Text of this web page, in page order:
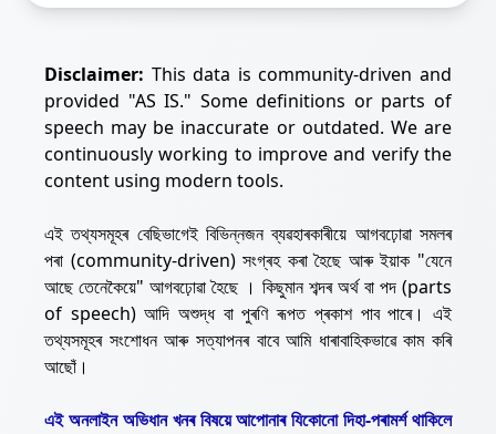
Disclaimer: This data is community-driven and
provided "AS IS." Some definitions or parts of
speech may be inaccurate or outdated. We are
continuously working to improve and verify the
content using modern tools.
এই তথ্যসমূহৰ বেছিভাগেই বিভিন্নজন ব্যৱহাৰকাৰীয়ে আগবঢ়োৱা সমলৰ
পৰা (community-driven) সংগ্ৰহ কৰা হৈছে আৰু ইয়াক "যেনে
আছে তেনেকৈয়ে" আগবঢ়োৱা হৈছে । কিছুমান শব্দৰ অৰ্থ বা পদ (parts
of speech) আদি অশুদ্ধ বা পুৰণি ৰূপত প্ৰকাশ পাব পাৰে। এই
তথ্যসমূহৰ সংশোধন আৰু সত্যাপনৰ বাবে আমি ধাৰাবাহিকভাৱে কাম কৰি
আছোঁ।
এই অনলাইন অভিধান খনৰ বিষয়ে আপোনাৰ যিকোনো দিহা-পৰামৰ্শ থাকিলে